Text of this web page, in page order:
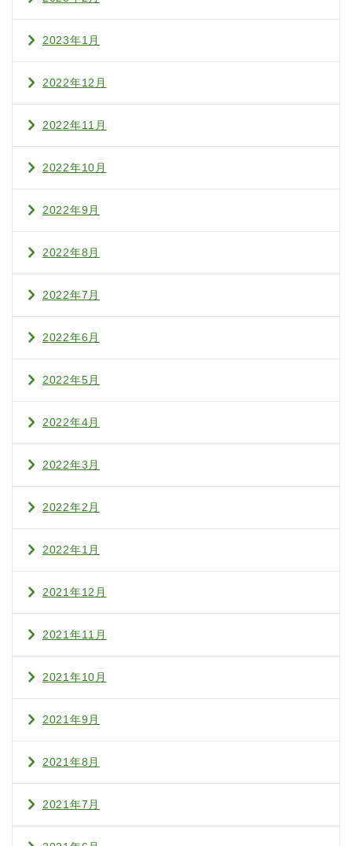
2023年1月
2022年12月
2022年11月
2022年10月
2022年9月
2022年8月
2022年7月
2022年6月
2022年5月
2022年4月
2022年3月
2022年2月
2022年1月
2021年12月
2021年11月
2021年10月
2021年9月
2021年8月
2021年7月